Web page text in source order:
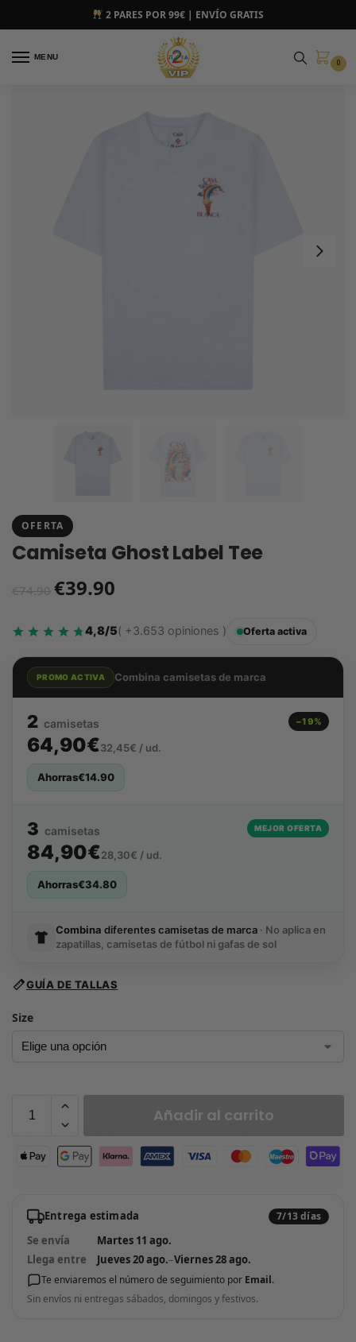
2 PARES POR 99€ | ENVÍO GRATIS
MENU
0
OFERTA
Camiseta Ghost Label Tee
€74.90 €39.90
4,8/5( +3.653 opiniones ) Oferta activa
PROMO ACTIVA Combina camisetas de marca
2 camisetas −19%
64,90€32,45€ / ud.
Ahorras€14.90
3 camisetas MEJOR OFERTA
84,90€28,30€ / ud.
Ahorras€34.80
Combina diferentes camisetas de marca · No aplica en
zapatillas, camisetas de fútbol ni gafas de sol
GUÍA DE TALLAS
Size
Añadir al carrito
Entrega estimada 7/13 días
Se envía
Martes 11 ago.
Llega entre
Jueves 20 ago.–Viernes 28 ago.
Te enviaremos el número de seguimiento por Email.
Sin envíos ni entregas sábados, domingos y festivos.